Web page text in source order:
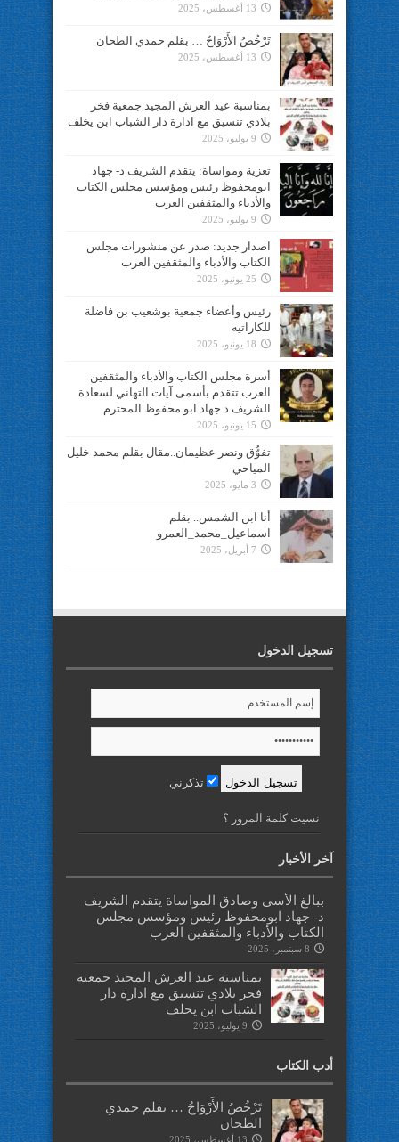
13 أغسطس، 2025
تَرْخُصُ الأَرْوَاحُ … بقلم حمدي الطحان
13 أغسطس، 2025
بمناسبة عيد العرش المجيد جمعية فخر
بلادي تنسيق مع ادارة دار الشباب ابن يخلف
9 يوليو، 2025
تعزية ومواساة: يتقدم الشريف د- جهاد
ابومحفوظ رئيس ومؤسس مجلس الكتاب
والأدباء والمثقفين العرب
9 يوليو، 2025
اصدار جديد: صدر عن منشورات مجلس
الكتاب والأدباء والمثقفين العرب
25 يونيو، 2025
رئيس وأعضاء جمعية بوشعيب بن فاضلة
للكاراتيه
18 يونيو، 2025
أسرة مجلس الكتاب والأدباء والمثقفين
العرب تتقدم بأسمى آيات التهاني لسعادة
الشريف د.جهاد ابو محفوظ المحترم
15 يونيو، 2025
تفوُّق ونصر عظيمان..مقال بقلم محمد خليل
المياحي
3 مايو، 2025
أنا ابن الشمس.. بقلم
اسماعيل_محمد_العمرو
7 أبريل، 2025
تسجيل الدخول
تذكرني
نسيت كلمة المرور ؟
آخر الأخبار
ببالغ الأسى وصادق المواساة يتقدم الشريف
د- جهاد ابومحفوظ رئيس ومؤسس مجلس
الكتاب والأدباء والمثقفين العرب
8 سبتمبر، 2025
بمناسبة عيد العرش المجيد جمعية
فخر بلادي تنسيق مع ادارة دار
الشباب ابن يخلف
9 يوليو، 2025
أدب الكتاب
تَرْخُصُ الأَرْوَاحُ … بقلم حمدي
الطحان
13 أغسطس، 2025